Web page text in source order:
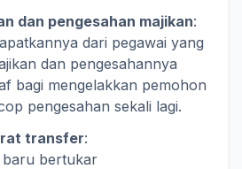
dan pengesahan majikan:
dari pegawai yang
dan pengesahannya
bagi mengelakkan pemohon
pengesahan sekali lagi.
transfer:
bertukar